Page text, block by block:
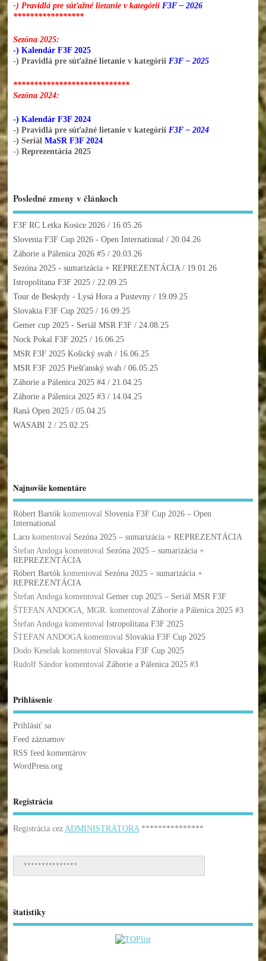
-) Pravidlá pre súťažné lietanie v kategórii F3F – 2026
*****************
Sezóna 2025:
-) Kalendár F3F 2025
-) Pravidlá pre súťažné lietanie v kategórii F3F – 2025
****************************
Sezóna 2024:
-) Kalendár F3F 2024
-) Pravidlá pre súťažné lietanie v kategórii F3F – 2024
-) Seriál MaSR F3F 2024
-) Reprezentácia 2025
Posledné zmeny v článkoch
F3F RC Letka Kosice 2026/ 16.05.26
Slovenia F3F Cup 2026 - Open International / 20.04.26
Záhorie a Pálenica 2026 #5/ 20.03.26
Sezóna 2025 - sumarizácia + REPREZENTÁCIA/ 19.01.26
Istropolitana F3F 2025/ 22.09.25
Tour de Beskydy - Lysá Hora a Pustevny/ 19.09.25
Slovakia F3F Cup 2025/ 16.09.25
Gemer cup 2025 - Seriál MSR F3F/ 24.08.25
Nock Pokal F3F 2025/ 16.06.25
MSR F3F 2025 Košický svah / 16.06.25
MSR F3F 2025 Piešťanský svah / 06.05.25
Záhorie a Pálenica 2025 #4/ 21.04.25
Záhorie a Pálenica 2025 #3/ 14.04.25
Raná Open 2025/ 05.04.25
WASABI 2 / 25.02.25
Najnovšie komentáre
Róbert Bartókkomentoval Slovenia F3F Cup 2026 – Open
International
Lacokomentoval Sezóna 2025 – sumarizácia + REPREZENTÁCIA
Štefan Andogakomentoval Sezóna 2025 – sumarizácia +
REPREZENTÁCIA
Róbert Bartókkomentoval Sezóna 2025 – sumarizácia +
REPREZENTÁCIA
Štefan Andogakomentoval Gemer cup 2025 – Seriál MSR F3F
ŠTEFAN ANDOGA, MGR. komentoval Záhorie a Pálenica 2025 #3
Štefan Andogakomentoval Istropolitana F3F 2025
ŠTEFAN ANDOGAkomentoval Slovakia F3F Cup 2025
Dodo Keselakkomentoval Slovakia F3F Cup 2025
Rudolf Sándorkomentoval Záhorie a Pálenica 2025 #3
Prihlásenie
Prihlásiť sa
Feed záznamov
RSS feed komentárov
WordPress.org
Registrácia
Registrácia cez ADMINISTRÁTORA***************
***************
štatistiky